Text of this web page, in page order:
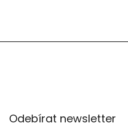
Odebírat newsletter